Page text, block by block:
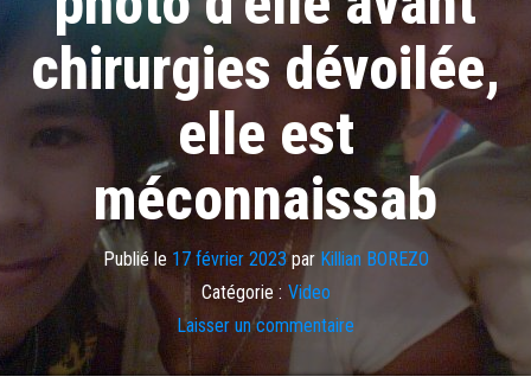
chirurgies dévoilée,
elle est
méconnaissab
Publié le 17 février 2023par Killian BOREZO
Catégorie : Video
Laisser un commentaire